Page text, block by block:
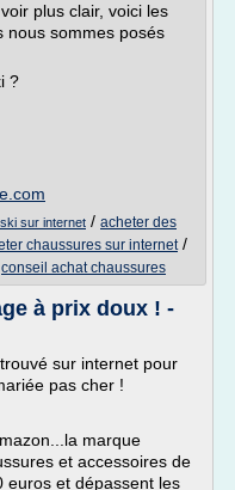
plus clair, voici les
nous sommes posés
?
sur internet / acheter des
chaussures sur internet/
conseil achat chaussures
à prix doux ! -
sur internet pour
pas cher !
marque
et accessoires de
euros et dépassent les